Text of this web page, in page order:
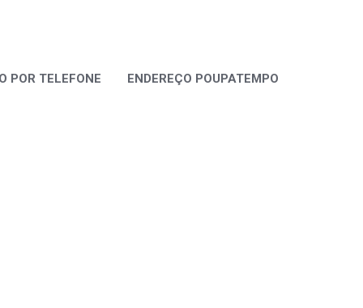
POR TELEFONE ENDEREÇO POUPATEMPO